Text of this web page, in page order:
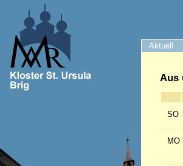
Aktuell
Aus
SO
MO